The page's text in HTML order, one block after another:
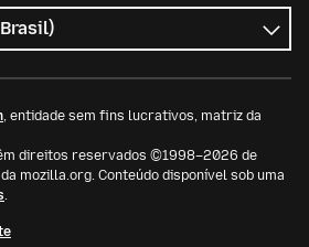
, entidade sem fins lucrativos, matriz da
direitos reservados ©1998–2026 de
mozilla.org. Conteúdo disponível sob uma
.